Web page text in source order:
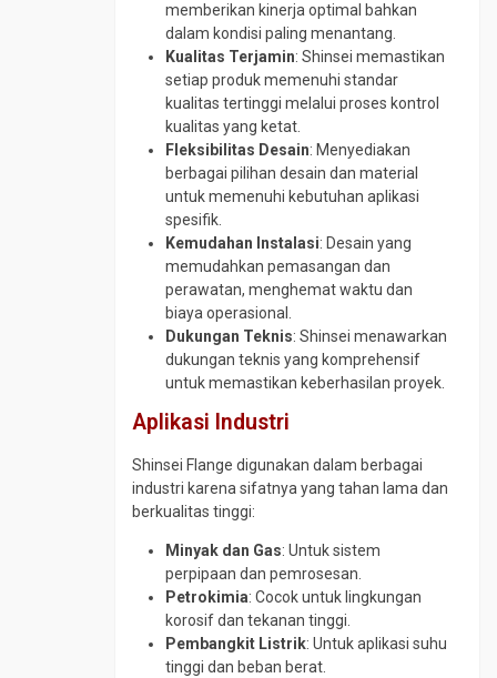
memberikan kinerja optimal bahkan
dalam kondisi paling menantang.
Kualitas Terjamin: Shinsei memastikan
setiap produk memenuhi standar
kualitas tertinggi melalui proses kontrol
kualitas yang ketat.
Fleksibilitas Desain: Menyediakan
berbagai pilihan desain dan material
untuk memenuhi kebutuhan aplikasi
spesifik.
Kemudahan Instalasi: Desain yang
memudahkan pemasangan dan
perawatan, menghemat waktu dan
biaya operasional.
Dukungan Teknis: Shinsei menawarkan
dukungan teknis yang komprehensif
untuk memastikan keberhasilan proyek.
Aplikasi Industri
Shinsei Flange digunakan dalam berbagai
industri karena sifatnya yang tahan lama dan
berkualitas tinggi:
Minyak dan Gas: Untuk sistem
perpipaan dan pemrosesan.
Petrokimia: Cocok untuk lingkungan
korosif dan tekanan tinggi.
Pembangkit Listrik: Untuk aplikasi suhu
tinggi dan beban berat.